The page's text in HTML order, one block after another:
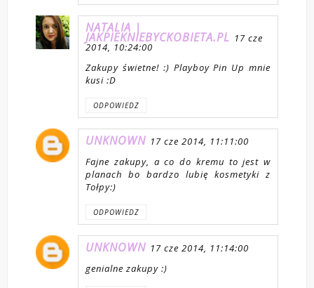
NATALIA |
JAKPIEKNIEBYCKOBIETA.PL 17 cze
2014, 10:24:00
Zakupy świetne! :) Playboy Pin Up mnie
kusi :D
ODPOWIEDZ
UNKNOWN 17 cze 2014, 11:11:00
Fajne zakupy, a co do kremu to jest w
planach bo bardzo lubię kosmetyki z
Tołpy:)
ODPOWIEDZ
UNKNOWN 17 cze 2014, 11:14:00
genialne zakupy :)